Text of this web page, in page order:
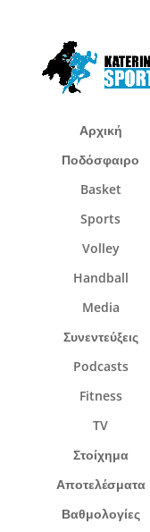
Αρχική
Ποδόσφαιρο
Basket
Sports
Volley
Handball
Media
Συνεντεύξεις
Podcasts
Fitness
TV
Στοίχημα
Αποτελέσματα
Βαθμολογίες